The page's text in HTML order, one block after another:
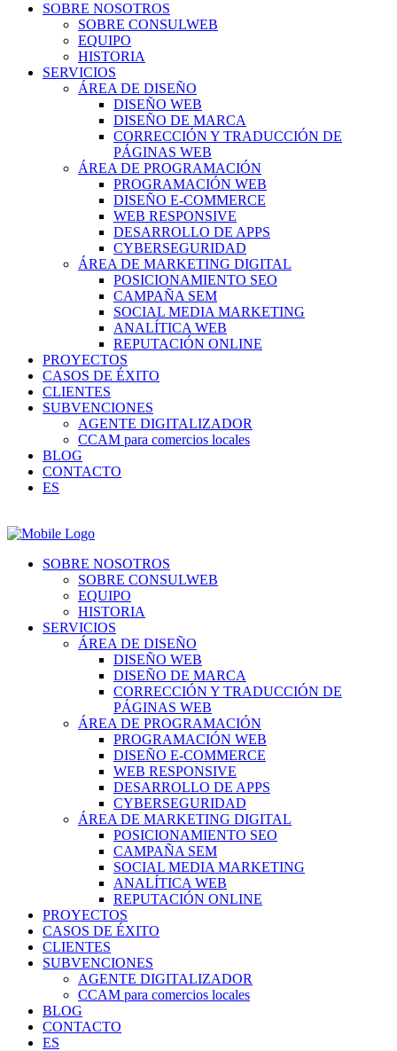
SOBRE NOSOTROS
SOBRE CONSULWEB
EQUIPO
HISTORIA
SERVICIOS
ÁREA DE DISEÑO
DISEÑO WEB
DISEÑO DE MARCA
CORRECCIÓN Y TRADUCCIÓN DE
PÁGINAS WEB
ÁREA DE PROGRAMACIÓN
PROGRAMACIÓN WEB
DISEÑO E-COMMERCE
WEB RESPONSIVE
DESARROLLO DE APPS
CYBERSEGURIDAD
ÁREA DE MARKETING DIGITAL
POSICIONAMIENTO SEO
CAMPAÑA SEM
SOCIAL MEDIA MARKETING
ANALÍTICA WEB
REPUTACIÓN ONLINE
PROYECTOS
CASOS DE ÉXITO
CLIENTES
SUBVENCIONES
AGENTE DIGITALIZADOR
CCAM para comercios locales
BLOG
CONTACTO
ES
SOBRE NOSOTROS
SOBRE CONSULWEB
EQUIPO
HISTORIA
SERVICIOS
ÁREA DE DISEÑO
DISEÑO WEB
DISEÑO DE MARCA
CORRECCIÓN Y TRADUCCIÓN DE
PÁGINAS WEB
ÁREA DE PROGRAMACIÓN
PROGRAMACIÓN WEB
DISEÑO E-COMMERCE
WEB RESPONSIVE
DESARROLLO DE APPS
CYBERSEGURIDAD
ÁREA DE MARKETING DIGITAL
POSICIONAMIENTO SEO
CAMPAÑA SEM
SOCIAL MEDIA MARKETING
ANALÍTICA WEB
REPUTACIÓN ONLINE
PROYECTOS
CASOS DE ÉXITO
CLIENTES
SUBVENCIONES
AGENTE DIGITALIZADOR
CCAM para comercios locales
BLOG
CONTACTO
ES